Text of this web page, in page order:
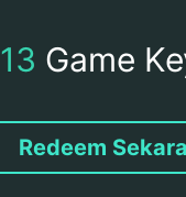
13 Game
Redeem